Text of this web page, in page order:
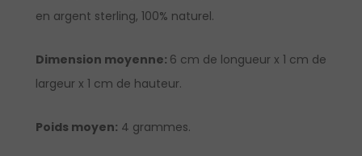
en argent sterling, 100% naturel.
Dimension moyenne: 6 cm de longueur x 1 cm de
largeur x 1 cm de hauteur.
Poids moyen: 4 grammes.